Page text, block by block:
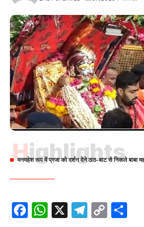
Highlights
मनमहेश रूप में प्रजा को दर्शन देने ठाठ-बाट से निकले बाबा
Facebook
WhatsApp
X Telegram
Copy